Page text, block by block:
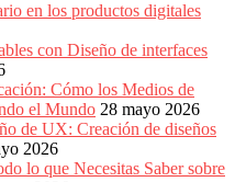
en los productos digitales
con Diseño de interfaces
Cómo los Medios de
el Mundo 28 mayo 2026
de UX: Creación de diseños
2026
lo que Necesitas Saber sobre